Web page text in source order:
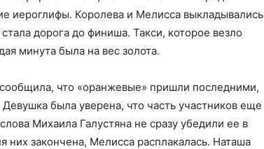
иероглифы. Королева и Мелисса выкладывались
дорога до финиша. Такси, которое везло
минута была на вес золота.
сообщила, что «оранжевые» пришли последними,
была уверена, что часть участников еще
Михаила Галустяна не сразу убедили ее в
них закончена, Мелисса расплакалась. Наташа